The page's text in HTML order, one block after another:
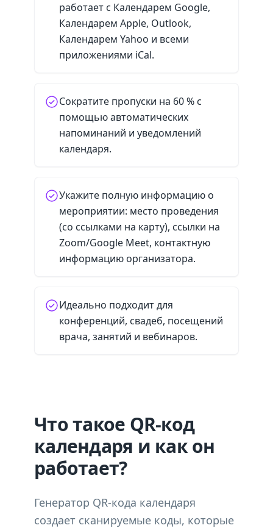
работает с Календарем Google,
Календарем Apple, Outlook,
Календарем Yahoo и всеми
приложениями iCal.
Сократите пропуски на 60 % с
помощью автоматических
напоминаний и уведомлений
календаря.
Укажите полную информацию о
мероприятии: место проведения
(со ссылками на карту), ссылки на
Zoom/Google Meet, контактную
информацию организатора.
Идеально подходит для
конференций, свадеб, посещений
врача, занятий и вебинаров.
Что такое QR-код
календаря и как он
работает?
Генератор QR-кода календаря
создает сканируемые коды, которые